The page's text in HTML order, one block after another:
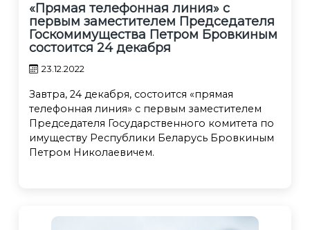
«Прямая телефонная линия» c
первым заместителем Председателя
Госкомимущества Петром Бровкиным
состоится 24 декабря
23.12.2022
Завтра, 24 декабря, состоится «прямая
телефонная линия» с первым заместителем
Председателя Государственного комитета по
имуществу Республики Беларусь Бровкиным
Петром Николаевичем.